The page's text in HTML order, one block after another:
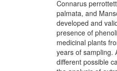
Connarus
palmata, and
developed and
presence of
medicinal plants
years of sampling.
different possible